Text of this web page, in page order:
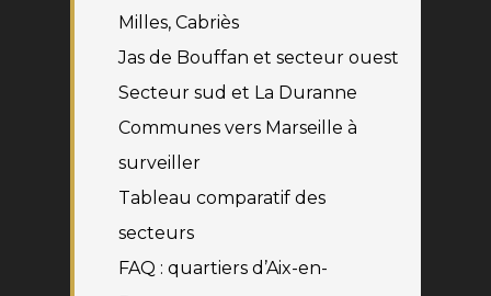
Milles, Cabriès
Jas de Bouffan et secteur ouest
Secteur sud et La Duranne
Communes vers Marseille à
surveiller
Tableau comparatif des
secteurs
FAQ : quartiers d’Aix-en-